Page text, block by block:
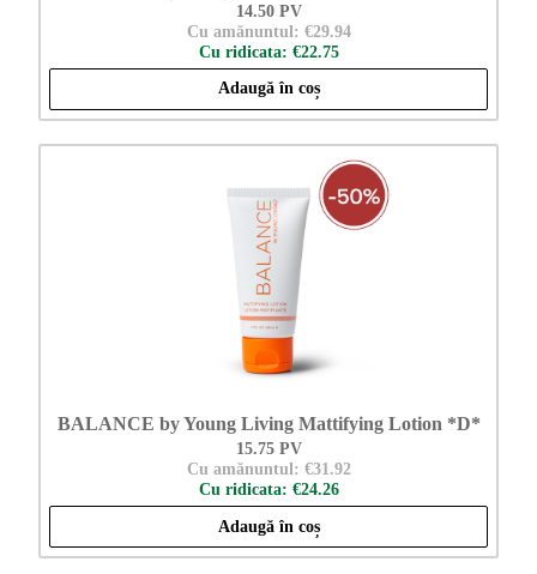
14.50 PV
Cu amănuntul: €29.94
Cu ridicata: €22.75
Adaugă în coș
BALANCE by Young Living Mattifying Lotion *D*
15.75 PV
Cu amănuntul: €31.92
Cu ridicata: €24.26
Adaugă în coș